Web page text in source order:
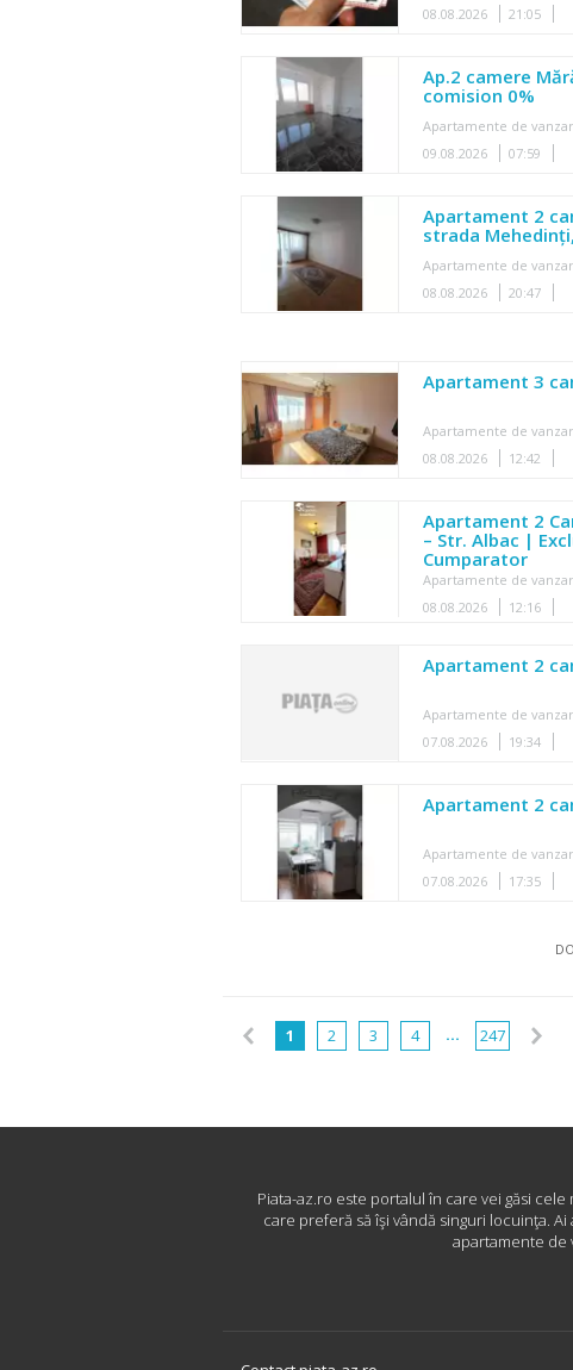
08.08.2026
21:05
Ap.2 camere
comision 0%
Apartamente de
09.08.2026
07:59
Apartament 2
strada
Apartamente de
08.08.2026
20:47
Apartament 3
Apartamente de
08.08.2026
12:42
Apartament 2
– Str. Albac |
Cumparator
Apartamente de
08.08.2026
12:16
Apartament 2
Apartamente de
07.08.2026
19:34
Apartament 2
Apartamente de
07.08.2026
17:35
1 2 3 4 ... 247
Piata-az.ro este portalul în care vei găsi
care preferă să îşi vândă singuri locuinţa.
apartamente de